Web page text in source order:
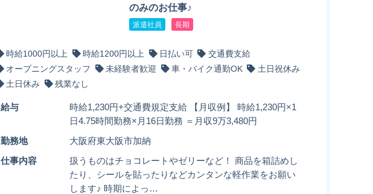
のみのお仕事♪
派遣社員 長期
時給1000円以上 時給1200円以上 日払い可
交通費支給
オープニングスタッフ
未経験者歓迎 車・バイク通勤OK
土日祝休み
土日休み
残業なし
給与
時給1,230円+交通費規定支給 【月収例】 時給1,230円×1
日4.75時間勤務×月16日勤務 ＝月収9万3,480円
勤務地 大阪府東大阪市加納
仕事内容
扱うものはチョコレートやゼリーなど！ 商品を箱詰めし
たり、シールを貼ったりなどカンタンな軽作業をお願い
します♪ 時期によっ…